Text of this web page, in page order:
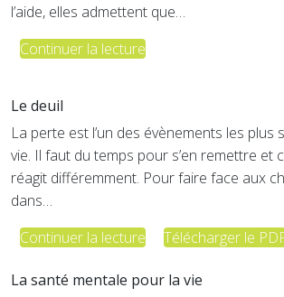
l’aide, elles admettent que…
Continuer la lecture
Le deuil
La perte est l’un des évènements les plus
vie. Il faut du temps pour s’en remettre et
réagit différemment. Pour faire face aux
dans…
Continuer la lecture
Télécharger le
La santé mentale pour la vie